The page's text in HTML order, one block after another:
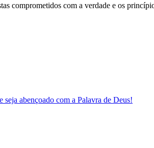
comprometidos com a verdade e os
abençoado com a Palavra de Deus!